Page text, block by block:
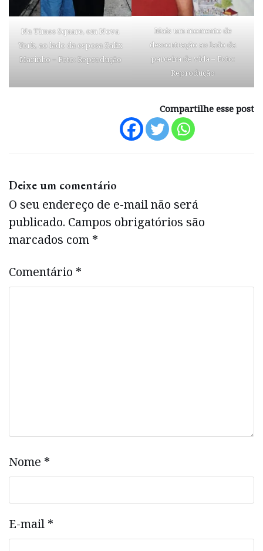
Na Times Square, em Nova
York, ao lado da esposa Zalix
Marinho – Foto: Reprodução
Mais um momento de
descontração ao lado da
parceira de vida – Foto:
Reprodução
Compartilhe esse post
Deixe um comentário
O seu endereço de e-mail não será
publicado. Campos obrigatórios são
marcados com *
Comentário *
Nome *
E-mail *